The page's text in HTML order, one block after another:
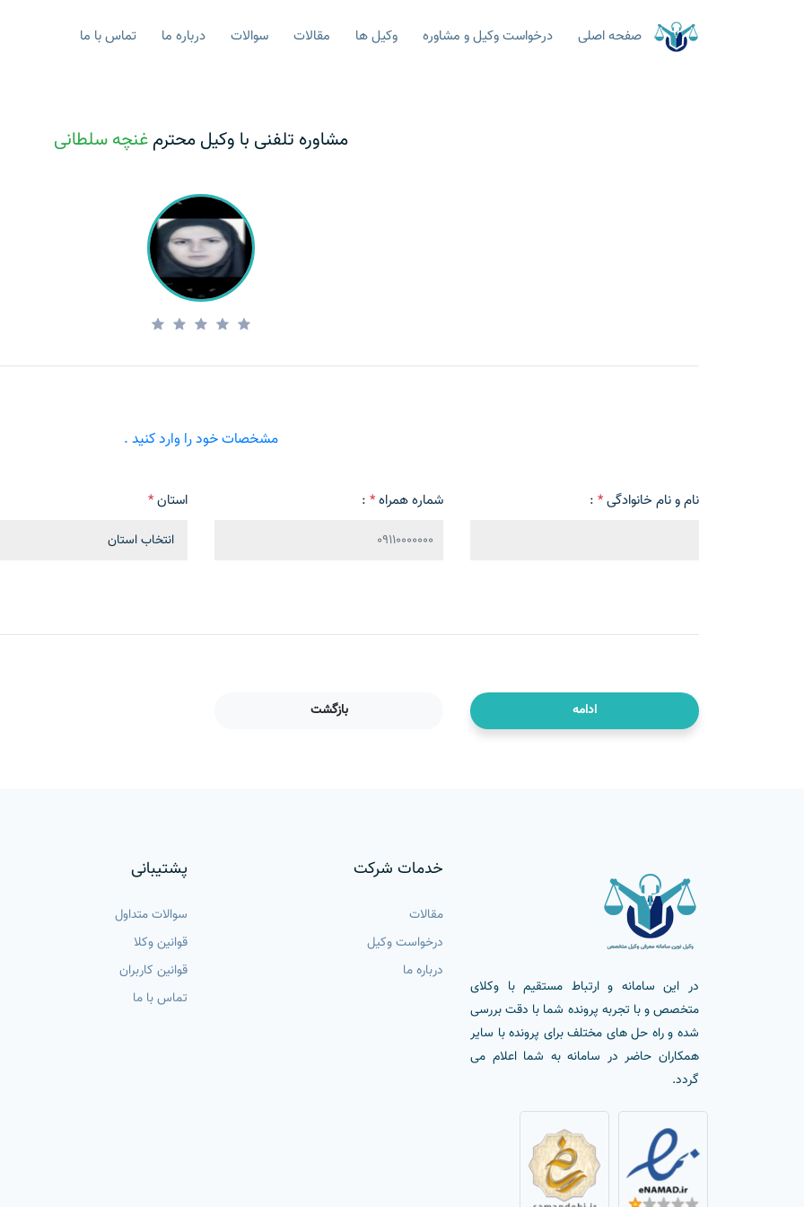
صفحه اصلی درخواست وکیل و مشاوره وکیل ها مقالات سوالات درباره ما تماس با ما
مشاوره تلفنی با وکیل محترمغنچه سلطانی
مشخصات خود را وارد کنید .
نام و نام خانوادگی*
: شماره همراه*
: استان*
ادامه بازگشت
در این سامانه و ارتباط مستقیم با وکلای
متخصص و با تجربه پرونده شما با دقت بررسی
شده و راه حل های مختلف برای پرونده با سایر
همکاران حاضر در سامانه به شما اعلام می
گردد.
خدمات شرکت
مقالات
درخواست وکیل
درباره ما
پشتیبانی
سوالات متداول
قوانین وکلا
قوانین کاربران
تماس با ما